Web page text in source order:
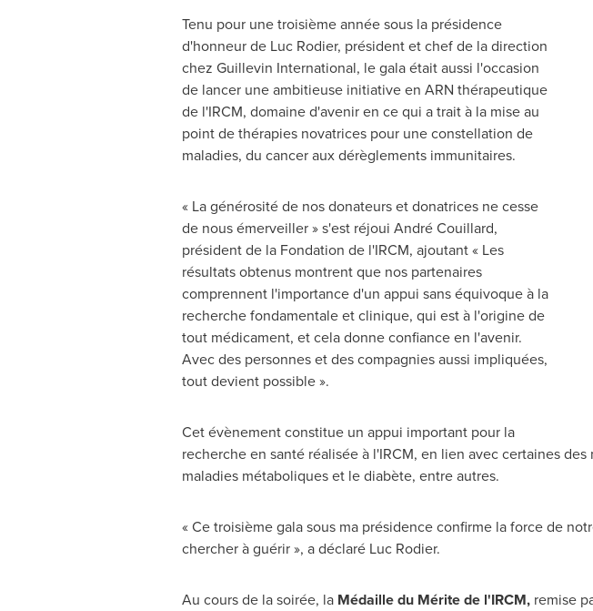
Tenu pour une troisième année sous la présidence
d'honneur de Luc Rodier, président et chef de la direction
chez Guillevin International, le gala était aussi l'occasion
de lancer une ambitieuse initiative en ARN thérapeutique
de l'IRCM, domaine d'avenir en ce qui a trait à la mise au
point de thérapies novatrices pour une constellation de
maladies, du cancer aux dérèglements immunitaires.
« La générosité de nos donateurs et donatrices ne cesse
de nous émerveiller » s'est réjoui André Couillard,
président de la Fondation de l'IRCM, ajoutant « Les
résultats obtenus montrent que nos partenaires
comprennent l'importance d'un appui sans équivoque à la
recherche fondamentale et clinique, qui est à l'origine de
tout médicament, et cela donne confiance en l'avenir.
Avec des personnes et des compagnies aussi impliquées,
tout devient possible ».
Cet évènement constitue un appui important pour la
recherche en santé réalisée à l'IRCM, en lien avec certaines
maladies métaboliques et le diabète, entre autres.
« Ce troisième gala sous ma présidence confirme la force de
chercher à guérir », a déclaré Luc Rodier.
Au cours de la soirée, la Médaille du Mérite de l'IRCM, remise